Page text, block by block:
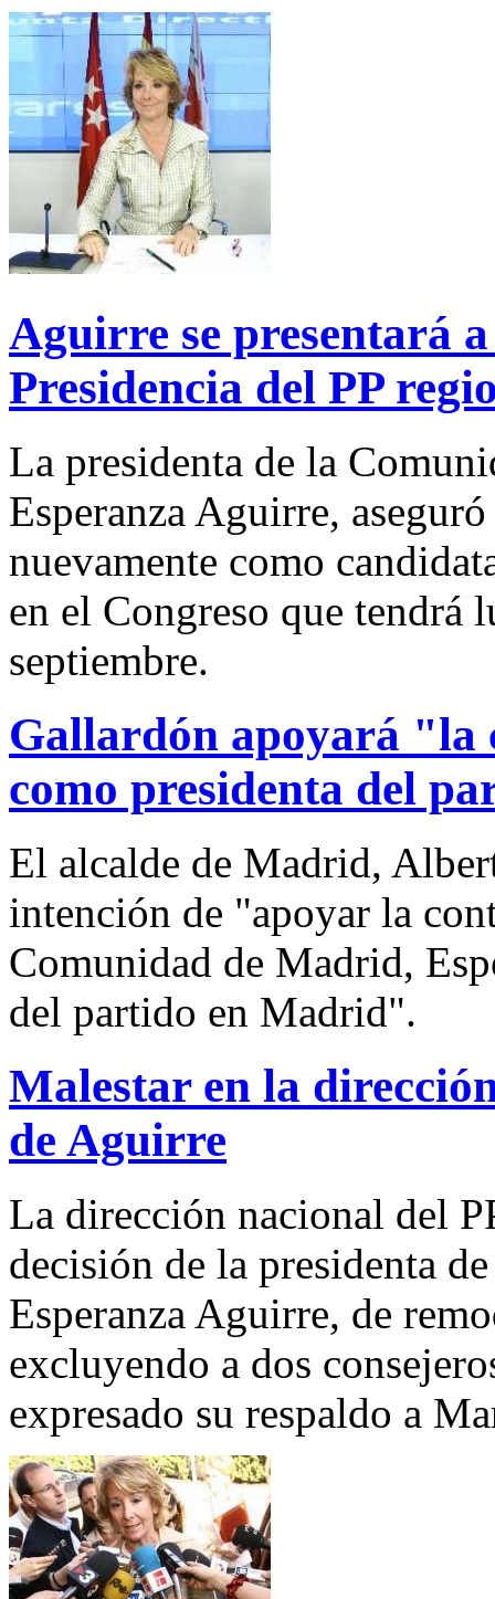
Aguirre se presentará
Presidencia del PP
La presidenta de la
Esperanza Aguirre,
nuevamente como
en el Congreso que tendrá
septiembre.
Gallardón apoyará "la
como presidenta del
El alcalde de Madrid,
intención de "apoyar la
Comunidad de Madrid,
del partido en Madrid".
Malestar en la
de Aguirre
La dirección nacional del
decisión de la presidenta
Esperanza Aguirre, de
excluyendo a dos
expresado su respaldo a